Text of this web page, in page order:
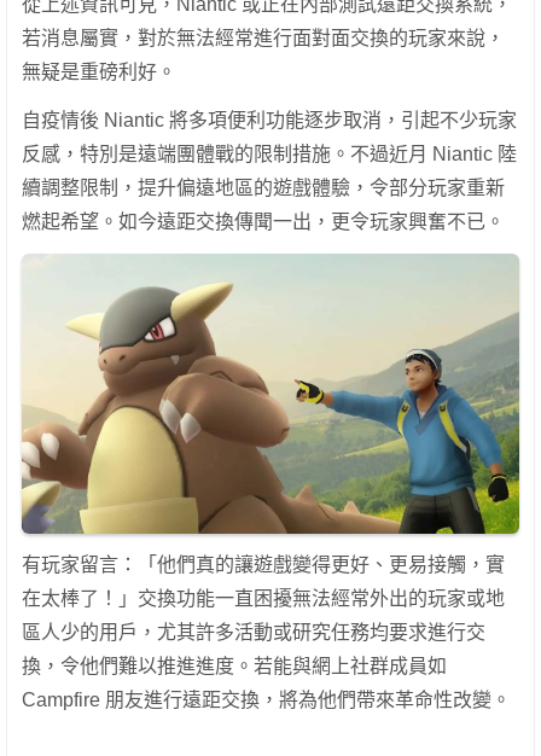
從上述資訊可見，Niantic 或正在內部測試遠距交換系統，
若消息屬實，對於無法經常進行面對面交換的玩家來說，
無疑是重磅利好。
自疫情後 Niantic 將多項便利功能逐步取消，引起不少玩家
反感，特別是遠端團體戰的限制措施。不過近月 Niantic 陸
續調整限制，提升偏遠地區的遊戲體驗，令部分玩家重新
燃起希望。如今遠距交換傳聞一出，更令玩家興奮不已。
有玩家留言：「他們真的讓遊戲變得更好、更易接觸，實
在太棒了！」交換功能一直困擾無法經常外出的玩家或地
區人少的用戶，尤其許多活動或研究任務均要求進行交
換，令他們難以推進進度。若能與網上社群成員如
Campfire 朋友進行遠距交換，將為他們帶來革命性改變。